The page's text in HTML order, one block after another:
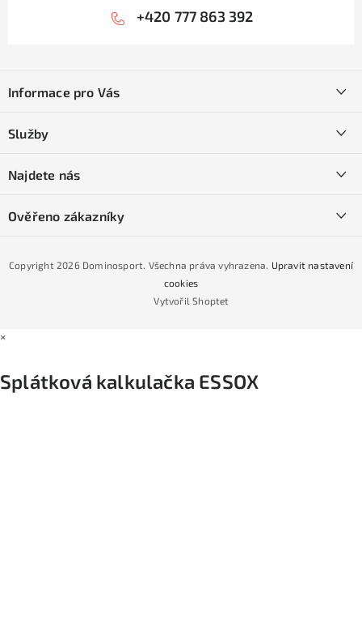
+420 777 863 392
pInformace pro Vás
Obchodní podmínky
Podmínky GDPR
Podmínky nákupu na splátky ESSOX
Služby
Naše prodejna
Najdete nás
Ověřeno zákazníky
Vytvořil Shoptet
Copyright 2026 Dominosport. Všechna práva vyhrazena. Upravit nastavení
cookies
×
Splátková kalkulačka ESSOX